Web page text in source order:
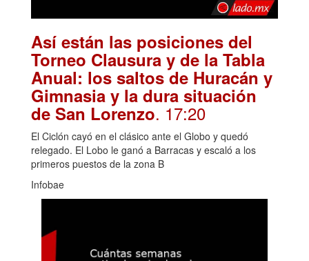
Así están las posiciones del
Torneo Clausura y de la Tabla
Anual: los saltos de Huracán y
Gimnasia y la dura situación
de San Lorenzo. 17:20
El Ciclón cayó en el clásico ante el Globo y quedó
relegado. El Lobo le ganó a Barracas y escaló a los
primeros puestos de la zona B
Infobae